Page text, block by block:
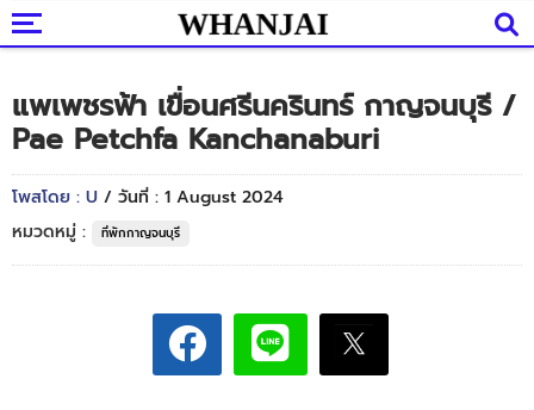
แพเพชรฟ้า เขื่อนศรีนครินทร์ กาญจนบุรี /
Pae Petchfa Kanchanaburi
โพสโดย : U / วันที่ : 1 August 2024
หมวดหมู่ :
ที่พักกาญจนบุรี